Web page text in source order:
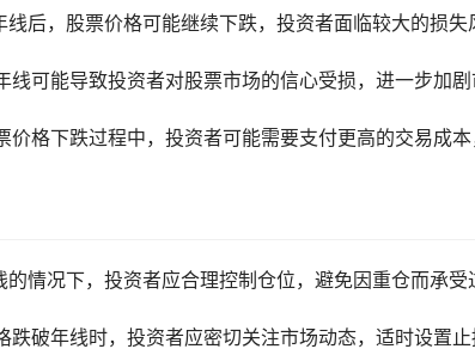
后，股票价格可能继续下跌，投资者面临较大的损失
可能导致投资者对股票市场的信心受损，进一步加剧
价格下跌过程中，投资者可能需要支付更高的交易成本
情况下，投资者应合理控制仓位，避免因重仓而承受
跌破年线时，投资者应密切关注市场动态，适时设置止